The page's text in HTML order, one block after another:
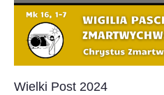
Wielki Post 2024